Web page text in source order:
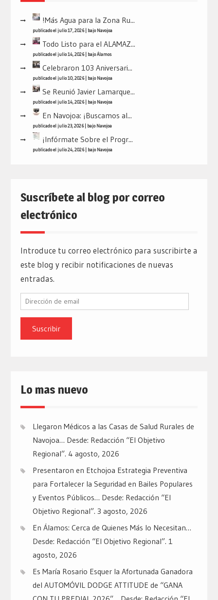
!Más Agua para la Zona Ru...
publicado el julio 17, 2026| bajoNavojoa
Todo Listo para el ALAMAZ...
publicado el julio 14, 2026| bajoÁlamos
Celebraron 103 Aniversari...
publicado el julio 10, 2026| bajoNavojoa
Se Reunió Javier Lamarque...
publicado el julio 14, 2026| bajoNavojoa
En Navojoa: ¡Buscamos al...
publicado el julio 23, 2026| bajoNavojoa
¡Infórmate Sobre el Progr...
publicado el julio 24, 2026| bajoNavojoa
Suscríbete al blog por correo
electrónico
Introduce tu correo electrónico para suscribirte a
este blog y recibir notificaciones de nuevas
entradas.
Dirección
email
Lo mas nuevo
Llegaron Médicos a las Casas de Salud Rurales de
Navojoa… Desde: Redacción “El Objetivo
Regional”. 4 agosto, 2026
Presentaron en Etchojoa Estrategia Preventiva
para Fortalecer la Seguridad en Bailes Populares
y Eventos Públicos… Desde: Redacción “El
Objetivo Regional”. 3 agosto, 2026
En Álamos: Cerca de Quienes Más lo Necesitan…
Desde: Redacción “El Objetivo Regional”. 1
agosto, 2026
Es María Rosario Esquer la Afortunada Ganadora
del AUTOMÓVIL DODGE ATTITUDE de “GANA